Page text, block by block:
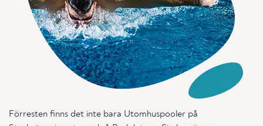
Förresten finns det inte bara Utomhuspooler på